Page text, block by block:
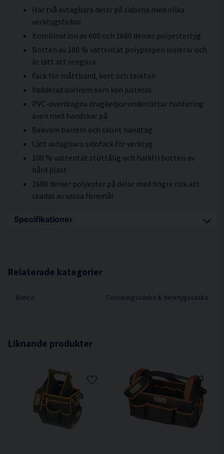
Har två avtagbara delar på sidorna med olika
verktygsfickor
Kombination av 600 och 1680 denier polyestertyg
Botten av 100 % vattentät polypropen isolerar och
är lätt att rengöra
Fack för måttband, kort och telefon
Vadderad axelrem som kan justeras
PVC-överdragna dragkedjor underlättar hantering
även med handskar på
Bekväm bärrem och skönt handtag
Lätt avtagbara sidofack för verktyg
100 % vattentät stöttålig och halkfri botten av
hård plast
1680 denier polyester på delar med högre risk att
skadas av vassa föremål
Specifikationer
Vikt kg 2,53
Relaterade kategorier
Bahco Förvaringsväska & Verktygsväska
Liknande produkter